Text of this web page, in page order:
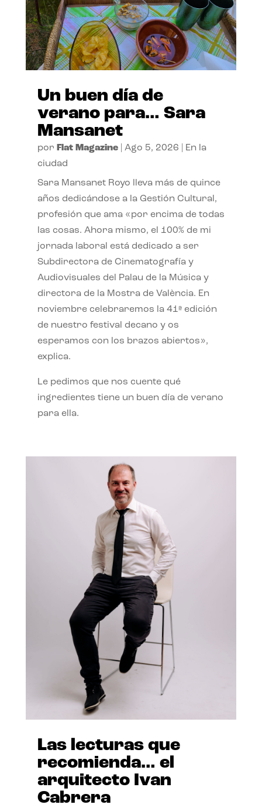
Un buen día de
verano para… Sara
Mansanet
por Flat Magazine| Ago 5, 2026
En la
ciudad
Sara Mansanet Royo lleva más de quince
años dedicándose a la Gestión Cultural,
profesión que ama «por encima de todas
las cosas. Ahora mismo, el 100% de mi
jornada laboral está dedicado a ser
Subdirectora de Cinematografía y
Audiovisuales del Palau de la Música y
directora de la Mostra de València. En
noviembre celebraremos la 41ª edición
de nuestro festival decano y os
esperamos con los brazos abiertos»,
explica.
Le pedimos que nos cuente qué
ingredientes tiene un buen día de verano
para ella.
Las lecturas que
recomienda… el
arquitecto Ivan
Cabrera